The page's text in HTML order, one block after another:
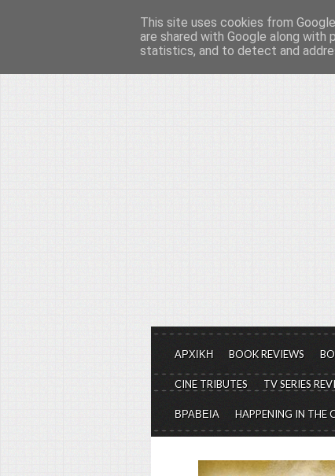
Το μεγαλείο των
Είμαστε πάντα εδώ για να
ΑΡΧΙΚΗ BOOK REVIEWS
CINE TRIBUTES TV SERIES
ΒΡΑΒΕΙΑ HAPPENING IN THE
This site uses cookies from
are shared with Google along
statistics, and to detect and